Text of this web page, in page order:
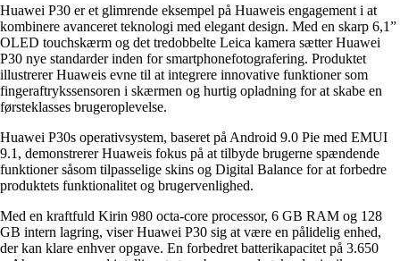
Huawei P30 er et glimrende eksempel på Huaweis engagement i at
kombinere avanceret teknologi med elegant design. Med en skarp 6,1”
OLED touchskærm og det tredobbelte Leica kamera sætter Huawei
P30 nye standarder inden for smartphonefotografering. Produktet
illustrerer Huaweis evne til at integrere innovative funktioner som
fingeraftrykssensoren i skærmen og hurtig opladning for at skabe en
førsteklasses brugeroplevelse.
Huawei P30s operativsystem, baseret på Android 9.0 Pie med EMUI
9.1, demonstrerer Huaweis fokus på at tilbyde brugerne spændende
funktioner såsom tilpasselige skins og Digital Balance for at forbedre
produktets funktionalitet og brugervenlighed.
Med en kraftfuld Kirin 980 octa-core processor, 6 GB RAM og 128
GB intern lagring, viser Huawei P30 sig at være en pålidelig enhed,
der kan klare enhver opgave. En forbedret batterikapacitet på 3.650